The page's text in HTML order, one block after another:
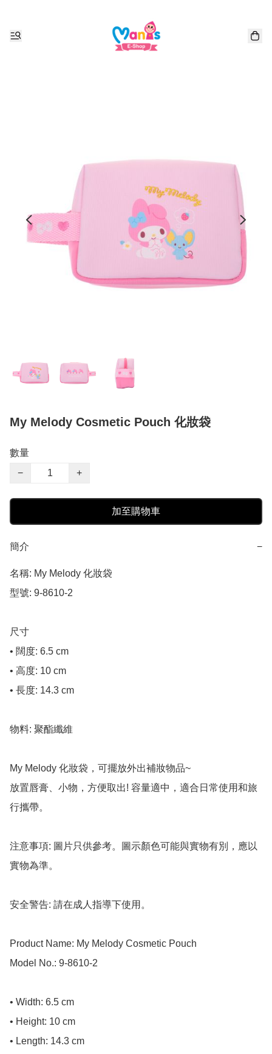
My Melody Cosmetic Pouch 化妝袋
數量
−
+
加至購物車
簡介 −
名稱: My Melody 化妝袋
型號: 9-8610-2
尺寸
• 闊度: 6.5 cm
• 高度: 10 cm
• 長度: 14.3 cm
物料: 聚酯纖維
My Melody 化妝袋，可擺放外出補妝物品~
放置唇膏、小物，方便取出! 容量適中，適合日常使用和旅
行攜帶。
注意事項: 圖片只供參考。圖示顏色可能與實物有別，應以
實物為準。
安全警告: 請在成人指導下使用。
Product Name: My Melody Cosmetic Pouch
Model No.: 9-8610-2
• Width: 6.5 cm
• Height: 10 cm
• Length: 14.3 cm